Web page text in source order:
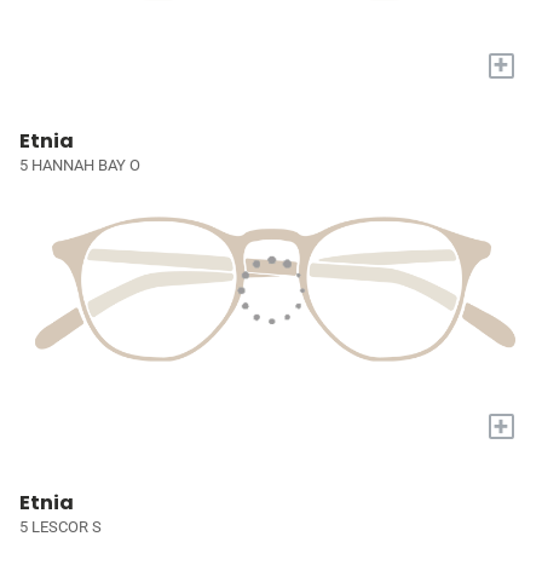
+
Etnia
5 HANNAH BAY O
+
Etnia
5 LESCOR S